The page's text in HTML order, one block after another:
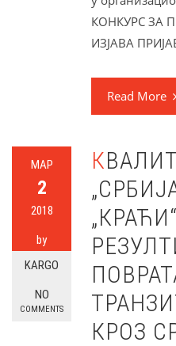
КОНКУРС ЗА
ИЗЈАВА
Read More
МАР
2
2018
by
KARGO
NO
COMMENTS
КВАЛИТЕТНА УСЛУГА
КРОЗ